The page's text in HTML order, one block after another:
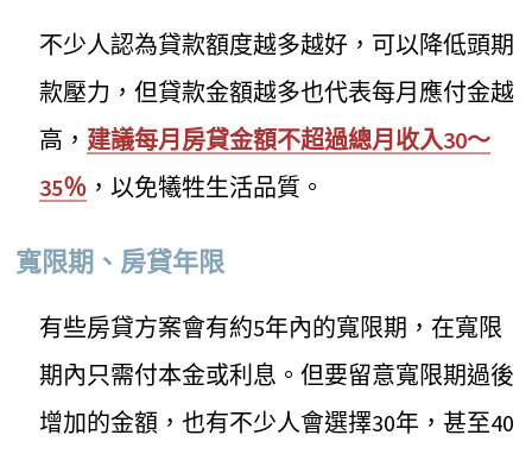
不少人認為貸款額度越多越好，可以降低頭期
款壓力，但貸款金額越多也代表每月應付金越
高， 建議每月房貸金額不超過總月收入30～
35％ ，以免犧牲生活品質。
寬限期、房貸年限
有些房貸方案會有約5年內的寬限期，在寬限
期內只需付本金或利息。但要留意寬限期過後
增加的金額，也有不少人會選擇30年，甚至40